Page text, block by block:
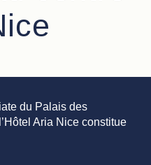
du Palais des
Aria Nice constitue